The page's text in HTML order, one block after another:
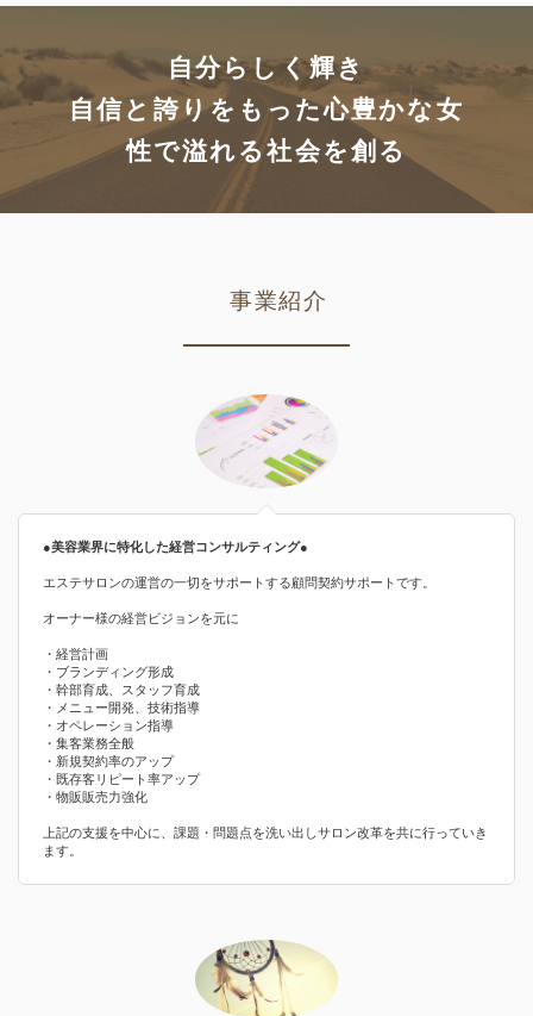
自分らしく輝き
自信と誇りをもった心豊かな女
性で溢れる社会を創る
事業紹介
●美容業界に特化した経営コンサルティング●
エステサロンの運営の一切をサポートする顧問契約サポートです。
オーナー様の経営ビジョンを元に
・経営計画
・ブランディング形成
・幹部育成、スタッフ育成
・メニュー開発、技術指導
・オペレーション指導
・集客業務全般
・新規契約率のアップ
・既存客リピート率アップ
・物販販売力強化
上記の支援を中心に、課題・問題点を洗い出しサロン改革を共に行っていき
ます。